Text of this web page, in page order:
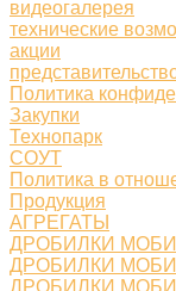
видеогалерея
технические
акции
Политика
Закупки
Технопарк
СОУТ
Политика в
Продукция
АГРЕГАТЫ
ДРОБИЛКИ
ДРОБИЛКИ
ДРОБИЛКИ